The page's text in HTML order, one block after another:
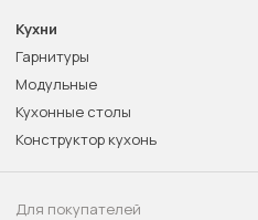
Кухни
Гарнитуры
Модульные
Кухонные столы
Конструктор кухонь
Для покупателей